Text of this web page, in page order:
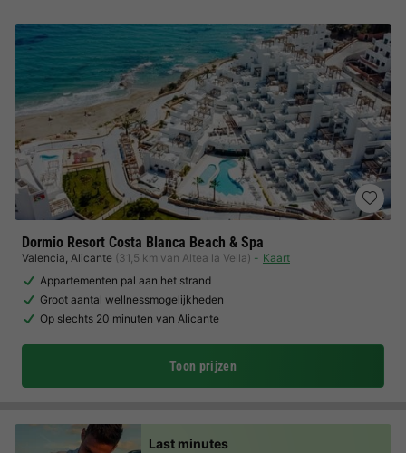
Dormio Resort Costa Blanca Beach & Spa
Valencia, Alicante (31,5 km van Altea la Vella)
Kaart
Appartementen pal aan het strand
Groot aantal wellnessmogelijkheden
Op slechts 20 minuten van Alicante
Toon prijzen
Last minutes